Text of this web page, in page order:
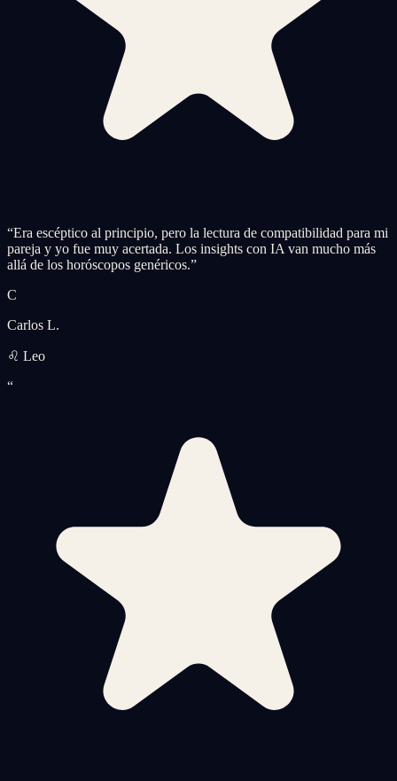
“Era escéptico al principio, pero la lectura de compatibilidad para mi
pareja y yo fue muy acertada. Los insights con IA van mucho más
allá de los horóscopos genéricos.”
C
Carlos L.
♌ Leo
“